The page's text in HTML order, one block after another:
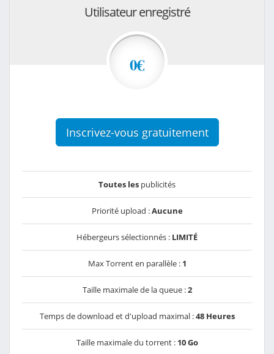
Utilisateur enregistré
0€
Inscrivez-vous gratuitement
Toutes les publicités
Priorité upload :Aucune
Hébergeurs sélectionnés : LIMITÉ
Max Torrent en parallèle : 1
Taille maximale de la queue :2
Temps de download et d'upload maximal :48 Heures
Taille maximale du torrent : 10 Go